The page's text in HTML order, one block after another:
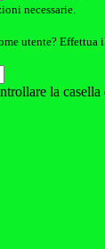
necessarie.
utente? Effettua
la casella